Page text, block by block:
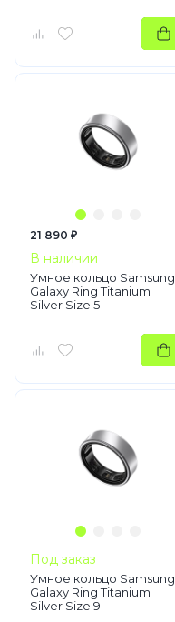
21 890 ₽
В наличии
Умное кольцо Samsung
Galaxy Ring Titanium
Silver Size 5
Под заказ
Умное кольцо Samsung
Galaxy Ring Titanium
Silver Size 9